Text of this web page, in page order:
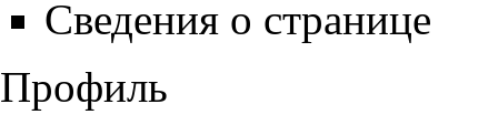
Сведения о странице
Профиль